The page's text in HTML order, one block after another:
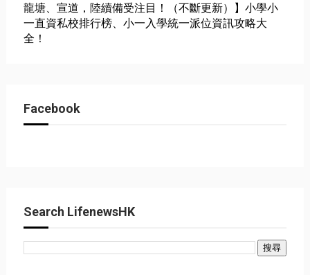
龍塘、宣道，陸續備受注目！（不斷更新）】小學小
一直資私校排行榜、小一入學統一派位資訊攻略大
全！
Facebook
Search LifenewsHK